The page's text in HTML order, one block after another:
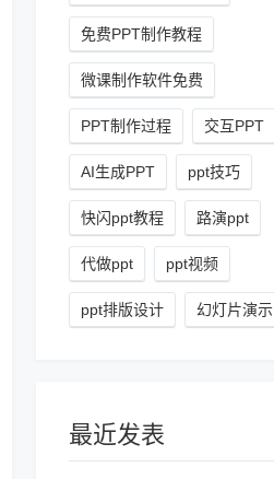
免费PPT制作教程
微课制作软件免费
PPT制作过程 交互PPT
AI生成PPT ppt技巧
快闪ppt教程 路演ppt
代做ppt ppt视频
ppt排版设计 幻灯片演示
最近发表